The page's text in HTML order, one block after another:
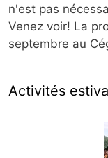
n'est pas
Venez voir! La
septembre au
Activités